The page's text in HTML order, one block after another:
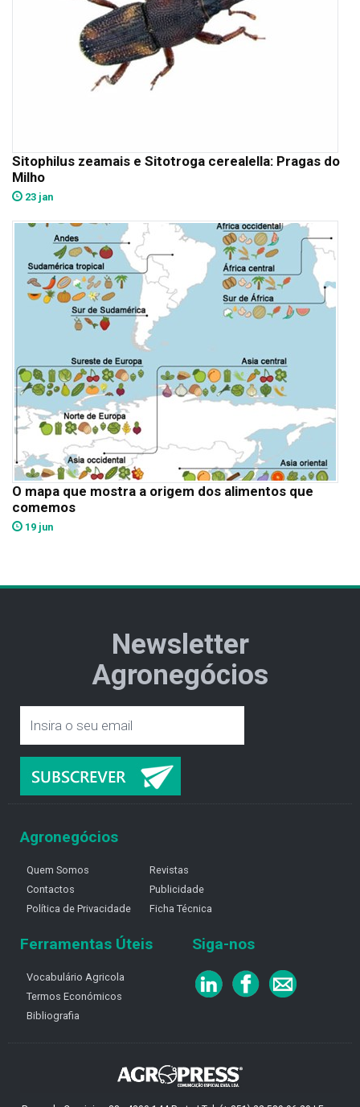
Sitophilus zeamais e Sitotroga cerealella: Pragas do
Milho
23 jan
O mapa que mostra a origem dos alimentos que
comemos
19 jun
Newsletter
Agronegócios
Agronegócios
Quem Somos
Contactos
Política de Privacidade
Revistas
Publicidade
Ficha Técnica
Ferramentas Úteis
Vocabulário Agricola
Termos Económicos
Bibliografia
Siga-nos